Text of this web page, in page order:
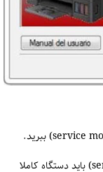
برای وارد شدن به حالت سرویس مد (service mode) باید دستگاه کاملا